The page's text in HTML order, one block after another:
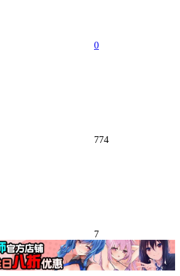
0
774
7